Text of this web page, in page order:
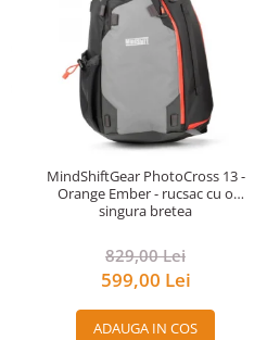
MindShiftGear PhotoCross 13 -
Orange Ember - rucsac cu o
singura bretea
829,00 Lei
599,00 Lei
ADAUGA IN COS